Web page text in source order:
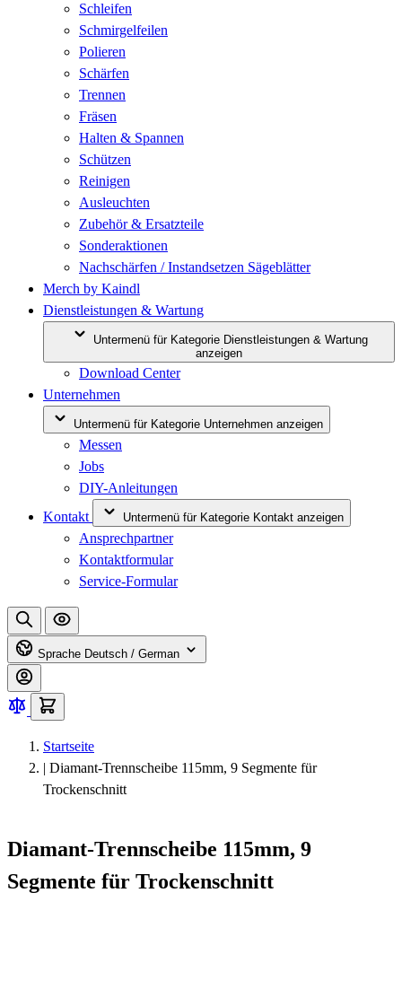
Schleifen
Schmirgelfeilen
Polieren
Schärfen
Trennen
Fräsen
Halten & Spannen
Schützen
Reinigen
Ausleuchten
Zubehör & Ersatzteile
Sonderaktionen
Nachschärfen / Instandsetzen Sägeblätter
Merch by Kaindl
Dienstleistungen & Wartung
Untermenü für Kategorie Dienstleistungen & Wartung
anzeigen
Download Center
Unternehmen
Untermenü für Kategorie Unternehmen anzeigen
Messen
Jobs
DIY-Anleitungen
Kontakt
Untermenü für Kategorie Kontakt anzeigen
Ansprechpartner
Kontaktformular
Service-Formular
Sprache Deutsch / German
Startseite
| Diamant-Trennscheibe 115mm, 9 Segmente für
Trockenschnitt
Diamant-Trennscheibe 115mm, 9
Segmente für Trockenschnitt